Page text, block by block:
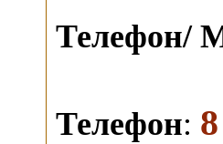
Телефон/
Телефон: